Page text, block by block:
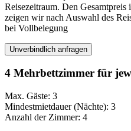
Reisezeitraum. Den
zeigen wir nach Auswahl des
bei Vollbelegung
Unverbindlich anfragen
4 Mehrbettzimmer für
Max. Gäste: 3
Mindestmietdauer (Nächte): 3
Anzahl der Zimmer: 4